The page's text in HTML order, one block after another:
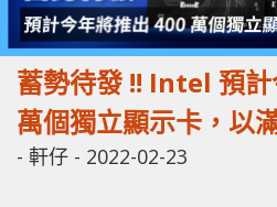
蓄勢待發 !! Intel 預
萬個獨立顯示卡，以
- 軒仔 - 2022-02-23